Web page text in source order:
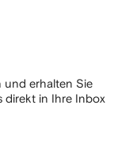
und erhalten Sie
direkt in Ihre Inbox